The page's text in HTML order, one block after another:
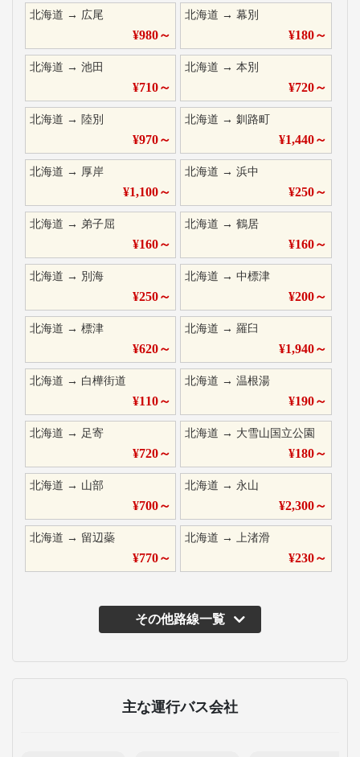
北海道 → 広尾
¥980～
北海道 →幕別
¥180～
北海道 → 池田
¥710～
北海道 →本別
¥720～
北海道 → 陸別
¥970～
北海道 →釧路町
¥1,440～
北海道 → 厚岸
¥1,100～
北海道 →浜中
¥250～
北海道 → 弟子屈
¥160～
北海道 →鶴居
¥160～
北海道 → 別海
¥250～
北海道 →中標津
¥200～
北海道 → 標津
¥620～
北海道 →羅臼
¥1,940～
北海道 → 白樺街道
¥110～
北海道 →温根湯
¥190～
北海道 → 足寄
¥720～
北海道 → 大雪山国立公園
¥180～
北海道 → 山部
¥700～
北海道 → 永山
¥2,300～
北海道 → 留辺蘂
¥770～
北海道 →上渚滑
¥230～
その他路線一覧
主な運行バス会社